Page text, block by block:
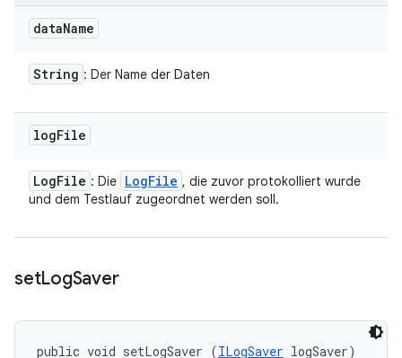
dataName
String : Der Name der Daten
logFile
LogFile : Die LogFile , die zuvor protokolliert wurde
und dem Testlauf zugeordnet werden soll.
setLogSaver
public void setLogSaver (ILogSaver logSaver)